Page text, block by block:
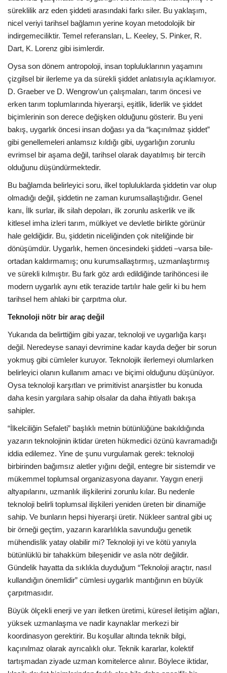
süreklilik arz eden şiddeti arasındaki farkı siler. Bu yaklaşım,
nicel veriyi tarihsel bağlamın yerine koyan metodolojik bir
indirgemeciliktir. Temel referansları, L. Keeley, S. Pinker, R.
Dart, K. Lorenz gibi isimlerdir.
Oysa son dönem antropoloji, insan topluluklarının yaşamını
çizgilsel bir ilerleme ya da sürekli şiddet anlatısıyla açıklamıyor.
D. Graeber ve D. Wengrow’un çalışmaları, tarım öncesi ve
erken tarım toplumlarında hiyerarşi, eşitlik, liderlik ve şiddet
biçimlerinin son derece değişken olduğunu gösterir. Bu yeni
bakış, uygarlık öncesi insan doğası ya da “kaçınılmaz şiddet”
gibi genellemeleri anlamsız kıldığı gibi, uygarlığın zorunlu
evrimsel bir aşama değil, tarihsel olarak dayatılmış bir tercih
olduğunu düşündürmektedir.
Bu bağlamda belirleyici soru, ilkel topluluklarda şiddetin var olup
olmadığı değil, şiddetin ne zaman kurumsallaştığıdır. Genel
kanı, İlk surlar, ilk silah depoları, ilk zorunlu askerlik ve ilk
kitlesel imha izleri tarım, mülkiyet ve devletle birlikte görünür
hale geldiğidir. Bu, şiddetin niceliğinden çok niteliğinde bir
dönüşümdür. Uygarlık, hemen öncesindeki şiddeti –varsa bile-
ortadan kaldırmamış; onu kurumsallaştırmış, uzmanlaştırmış
ve sürekli kılmıştır. Bu fark göz ardı edildiğinde tarihöncesi ile
modern uygarlık aynı etik terazide tartılır hale gelir ki bu hem
tarihsel hem ahlaki bir çarpıtma olur.
Teknoloji nötr bir araç değil
Yukarıda da belirttiğim gibi yazar, teknoloji ve uygarlığa karşı
değil. Neredeyse sanayi devrimine kadar kayda değer bir sorun
yokmuş gibi cümleler kuruyor. Teknolojik ilerlemeyi olumlarken
belirleyici olanın kullanım amacı ve biçimi olduğunu düşünüyor.
Oysa teknoloji karşıtları ve primitivist anarşistler bu konuda
daha kesin yargılara sahip olsalar da daha ihtiyatlı bakışa
sahipler.
“İlkelciliğin Sefaleti” başlıklı metnin bütünlüğüne bakıldığında
yazarın teknolojinin iktidar üreten hükmedici özünü kavramadığı
iddia edilemez. Yine de şunu vurgulamak gerek: teknoloji
birbirinden bağımsız aletler yığını değil, entegre bir sistemdir ve
mükemmel toplumsal organizasyona dayanır. Yaygın enerji
altyapılarını, uzmanlık ilişkilerini zorunlu kılar. Bu nedenle
teknoloji belirli toplumsal ilişkileri yeniden üreten bir dinamiğe
sahip. Ve bunların hepsi hiyerarşi üretir. Nükleer santral gibi uç
bir örneği geçtim, yazarın kararlılıkla savunduğu genetik
mühendislik yatay olabilir mi? Teknoloji iyi ve kötü yanıyla
bütünlüklü bir tahakküm bileşenidir ve asla nötr değildir.
Gündelik hayatta da sıklıkla duyduğum “Teknoloji araçtır, nasıl
kullandığın önemlidir” cümlesi uygarlık mantığının en büyük
çarpıtmasıdır.
Büyük ölçekli enerji ve yarı iletken üretimi, küresel iletişim ağları,
yüksek uzmanlaşma ve nadir kaynaklar merkezi bir
koordinasyon gerektirir. Bu koşullar altında teknik bilgi,
kaçınılmaz olarak ayrıcalıklı olur. Teknik kararlar, kolektif
tartışmadan ziyade uzman komitelerce alınır. Böylece iktidar,